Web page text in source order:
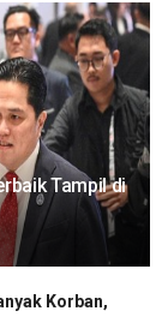
Tampil di
Korban,